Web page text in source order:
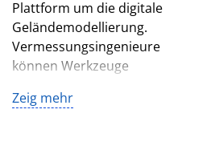
Plattform um die digitale
Geländemodellierung.
Vermessungsingenieure
können Werkzeuge
erstellen und zu
Zeig mehr